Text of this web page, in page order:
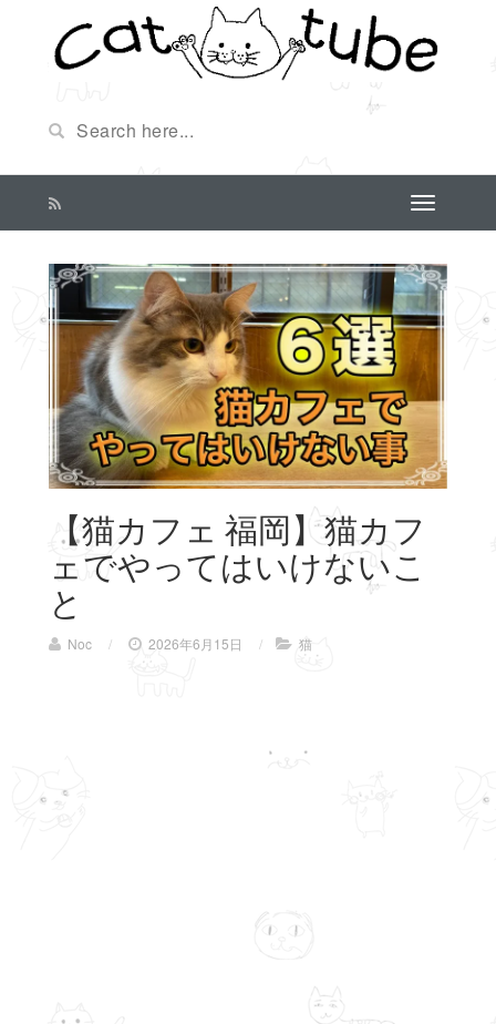
【猫カフェ 福岡】猫カフ
ェでやってはいけないこ
と
Noc / 2026年6月15日 / 猫